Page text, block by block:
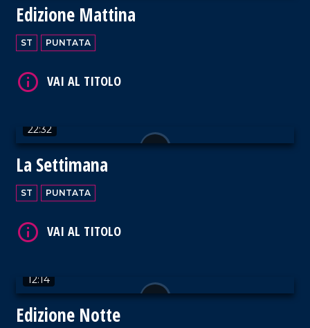
Edizione Mattina
ST PUNTATA
22:32
La Settimana
ST PUNTATA
12:14
Edizione Notte